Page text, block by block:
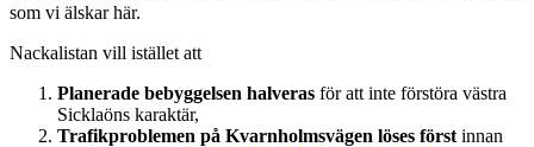
som vi älskar här.
Nackalistan vill istället att
Planerade bebyggelsen halveras för att inte förstöra västra
Sicklaöns karaktär,
Trafikproblemen på Kvarnholmsvägen löses först innan